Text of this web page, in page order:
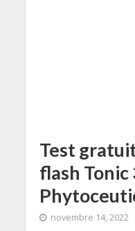
Test
flash Tonic
novembre 14, 2022